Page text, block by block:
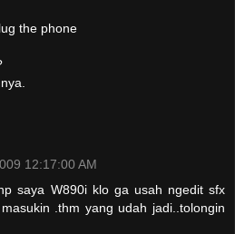
the phone
12:17:00 AM
saya W890i klo ga usah ngedit sfx
.thm yang udah jadi..tolongin